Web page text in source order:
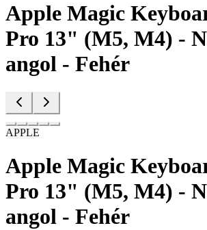
Apple Magic
Pro 13" (M5, M4) -
angol - Fehér
APPLE
Apple Magic
Pro 13" (M5, M4) -
angol - Fehér